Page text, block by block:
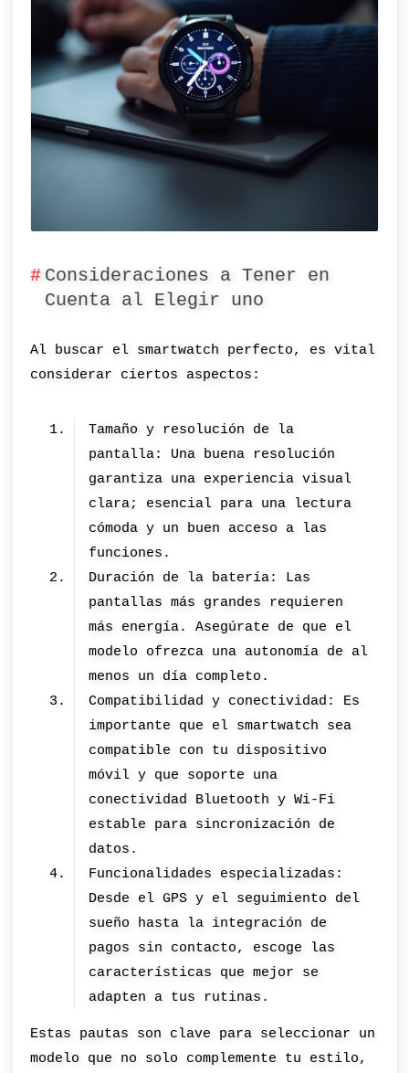
Consideraciones a Tener en
Cuenta al Elegir uno
Al buscar el smartwatch perfecto, es vital
considerar ciertos aspectos:
Tamaño y resolución de la
pantalla: Una buena resolución
garantiza una experiencia visual
clara; esencial para una lectura
cómoda y un buen acceso a las
funciones.
Duración de la batería: Las
pantallas más grandes requieren
más energía. Asegúrate de que el
modelo ofrezca una autonomía de al
menos un día completo.
Compatibilidad y conectividad: Es
importante que el smartwatch sea
compatible con tu dispositivo
móvil y que soporte una
conectividad Bluetooth y Wi-Fi
estable para sincronización de
datos.
Funcionalidades especializadas:
Desde el GPS y el seguimiento del
sueño hasta la integración de
pagos sin contacto, escoge las
características que mejor se
adapten a tus rutinas.
Estas pautas son clave para seleccionar un
modelo que no solo complemente tu estilo,